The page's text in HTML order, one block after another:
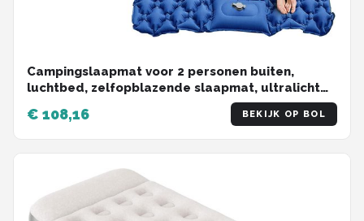
Campingslaapmat voor 2 personen buiten,
luchtbed, zelfopblazende slaapmat, ultralicht
matras, extra brede campingslaapmat met
voetpomp voor wandelrugzak strand -
125x200cm (blauw)
€ 108,16 BEKIJK OP BOL